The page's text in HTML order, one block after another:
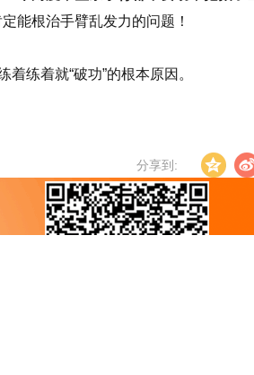
能根治手臂乱发力的问题！
练着就“破功”的根本原因。
分享到: